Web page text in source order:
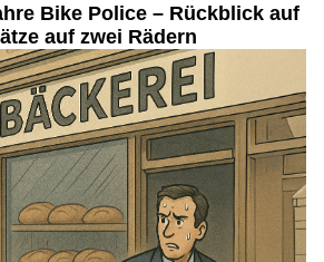
Bike Police – Rückblick auf
auf zwei Rädern